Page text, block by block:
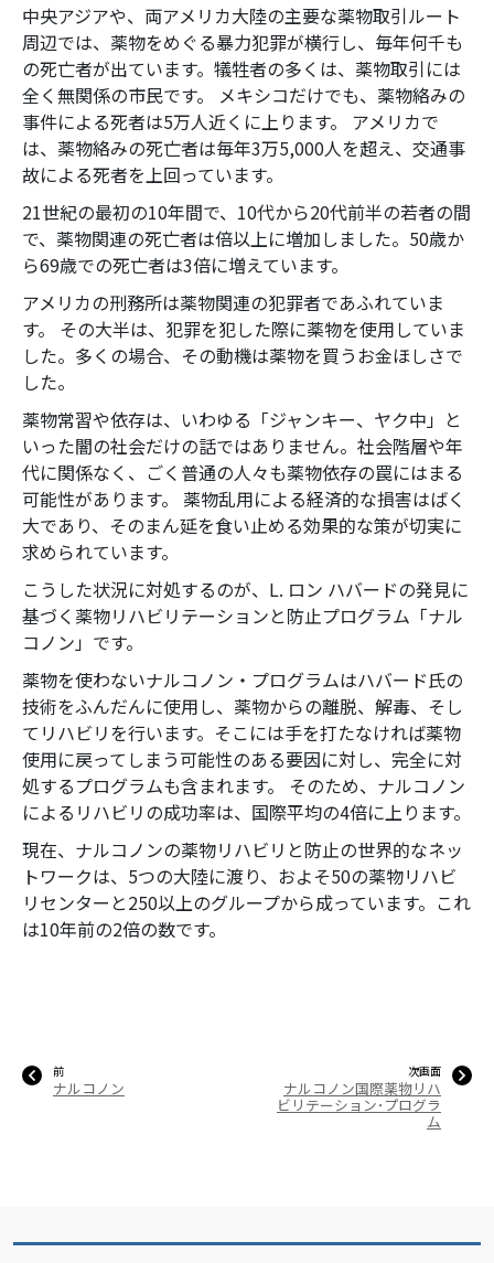
中央アジアや、両アメリカ大陸の主要な薬物取引ルート
周辺では、薬物をめぐる暴力犯罪が横行し、毎年何千も
の死亡者が出ています。犠牲者の多くは、薬物取引には
全く無関係の市民です。 メキシコだけでも、薬物絡みの
事件による死者は5万人近くに上ります。 アメリカで
は、薬物絡みの死亡者は毎年3万5,000人を超え、交通事
故による死者を上回っています。
21世紀の最初の10年間で、10代から20代前半の若者の間
で、薬物関連の死亡者は倍以上に増加しました。50歳か
ら69歳での死亡者は3倍に増えています。
アメリカの刑務所は薬物関連の犯罪者であふれていま
す。 その大半は、犯罪を犯した際に薬物を使用していま
した。多くの場合、その動機は薬物を買うお金ほしさで
した。
薬物常習や依存は、いわゆる「ジャンキー、ヤク中」と
いった闇の社会だけの話ではありません。社会階層や年
代に関係なく、ごく普通の人々も薬物依存の罠にはまる
可能性があります。 薬物乱用による経済的な損害はばく
大であり、そのまん延を食い止める効果的な策が切実に
求められています。
こうした状況に対処するのが、L. ロン ハバードの発見に
基づく薬物リハビリテーションと防止プログラム「ナル
コノン」です。
薬物を使わないナルコノン・プログラムはハバード氏の
技術をふんだんに使用し、薬物からの離脱、解毒、そし
てリハビリを行います。そこには手を打たなければ薬物
使用に戻ってしまう可能性のある要因に対し、完全に対
処するプログラムも含まれます。 そのため、ナルコノン
によるリハビリの成功率は、国際平均の4倍に上ります。
現在、ナルコノンの薬物リハビリと防止の世界的なネッ
トワークは、5つの大陸に渡り、およそ50の薬物リハビ
リセンターと250以上のグループから成っています。これ
は10年前の2倍の数です。
前
ナルコノン
次画面
ナルコノン国際薬物リハ
ビリテーション･プログラ
ム